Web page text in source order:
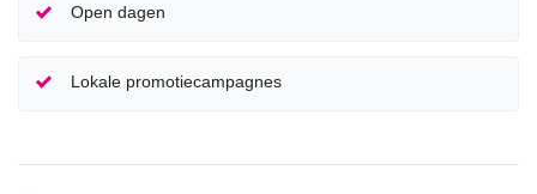
Open dagen
Lokale promotiecampagnes